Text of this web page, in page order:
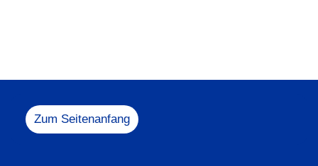
Zum Seitenanfang